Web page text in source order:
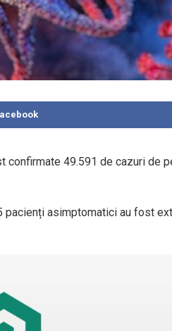
confirmate 49.591 de cazuri de
asimptomatici au fost